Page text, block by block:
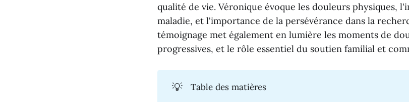
qualité de vie. Véronique évoque les douleurs physiques,
maladie, et l'importance de la persévérance dans la
témoignage met également en lumière les moments de
progressives, et le rôle essentiel du soutien familial et
💡
Table des matières